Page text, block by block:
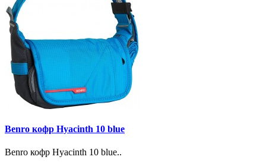
Benro кофр Hyacinth 10 blue
Benro кофр Hyacinth 10 blue..